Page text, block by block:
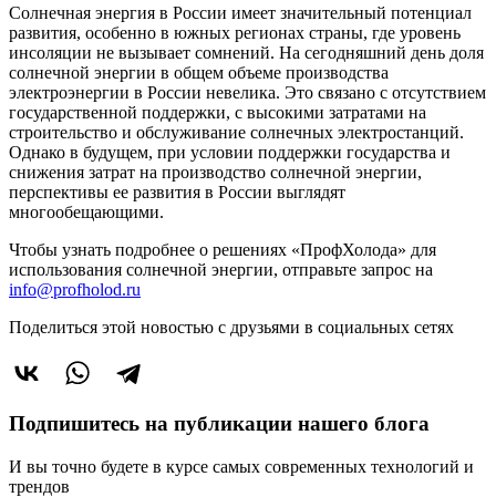
Солнечная энергия в России имеет значительный потенциал
развития, особенно в южных регионах страны, где уровень
инсоляции не вызывает сомнений. На сегодняшний день доля
солнечной энергии в общем объеме производства
электроэнергии в России невелика. Это связано с отсутствием
государственной поддержки, с высокими затратами на
строительство и обслуживание солнечных электростанций.
Однако в будущем, при условии поддержки государства и
снижения затрат на производство солнечной энергии,
перспективы ее развития в России выглядят
многообещающими.
Чтобы узнать подробнее о решениях «ПрофХолода» для
использования солнечной энергии, отправьте запрос на
info@profholod.ru
Поделиться этой новостью с друзьями в социальных сетях
Подпишитесь на публикации нашего блога
И вы точно будете в курсе самых современных технологий и
трендов